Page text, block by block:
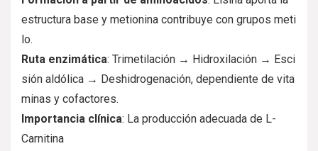
estructura base y metionina contribuye con grupos meti
lo.
Ruta enzimática: Trimetilación → Hidroxilación → Esci
sión aldólica → Deshidrogenación, dependiente de vita
minas y cofactores.
Importancia clínica: La producción adecuada de L-
Carnitina